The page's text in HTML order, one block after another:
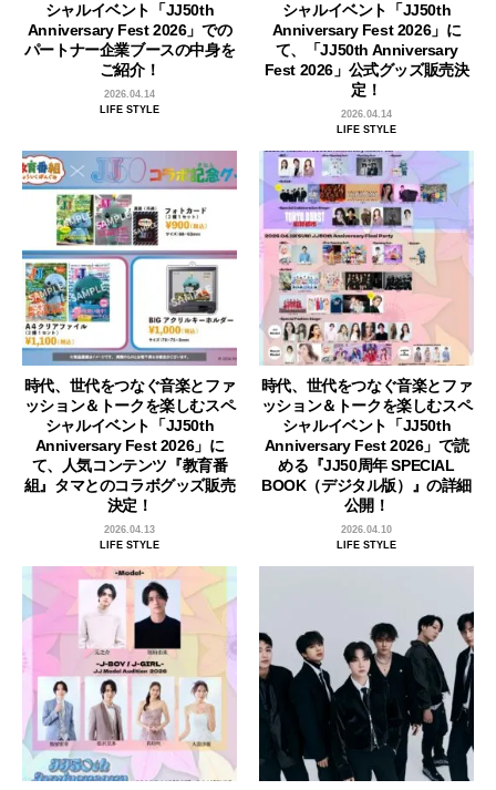
シャルイベント「JJ50th
Anniversary Fest 2026」での
パートナー企業ブースの中身を
ご紹介！
2026.04.14
LIFE STYLE
シャルイベント「JJ50th
Anniversary Fest 2026」に
て、「JJ50th Anniversary
Fest 2026」公式グッズ販売決
定！
2026.04.14
LIFE STYLE
時代、世代をつなぐ音楽とファ
ッション＆トークを楽しむスペ
シャルイベント「JJ50th
Anniversary Fest 2026」に
て、人気コンテンツ『教育番
組』タマとのコラボグッズ販売
決定！
2026.04.13
LIFE STYLE
時代、世代をつなぐ音楽とファ
ッション＆トークを楽しむスペ
シャルイベント「JJ50th
Anniversary Fest 2026」で読
める『JJ50周年 SPECIAL
BOOK（デジタル版）』の詳細
公開！
2026.04.10
LIFE STYLE